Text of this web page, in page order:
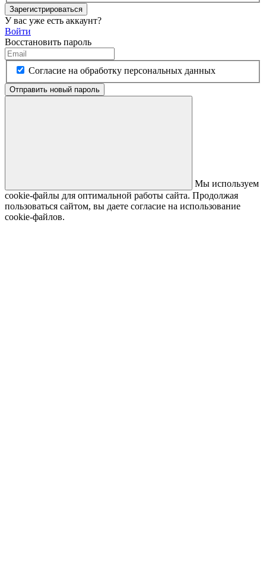
Зарегистрироваться
У вас уже есть аккаунт?
Войти
Восстановить пароль
Согласие на обработку персональных данных
Отправить новый пароль
Мы используем
cookie-файлы для оптимальной работы сайта. Продолжая
пользоваться сайтом, вы даете согласие на использование
cookie-файлов.